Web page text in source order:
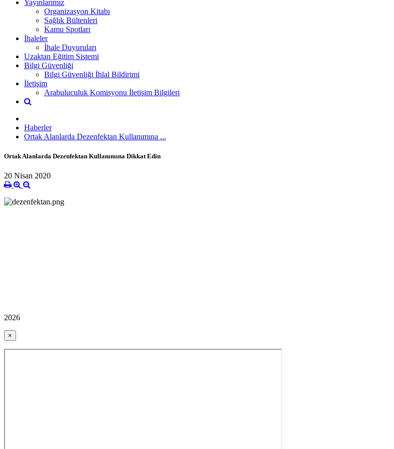
Yayınlarımız
Organizasyon Kitabı
Sağlık Bültenleri
Kamu Spotları
İhaleler
İhale Duyuruları
Uzaktan Eğitim Sistemi
Bilgi Güvenliği
Bilgi Güvenliği İhlal Bildirimi
İletişim
Arabuluculuk Komisyonu İletişim Bilgileri
Haberler
Ortak Alanlarda Dezenfektan Kullanımına ...
Ortak Alanlarda Dezenfektan Kullanımına Dikkat Edin
20 Nisan 2020
2026
×